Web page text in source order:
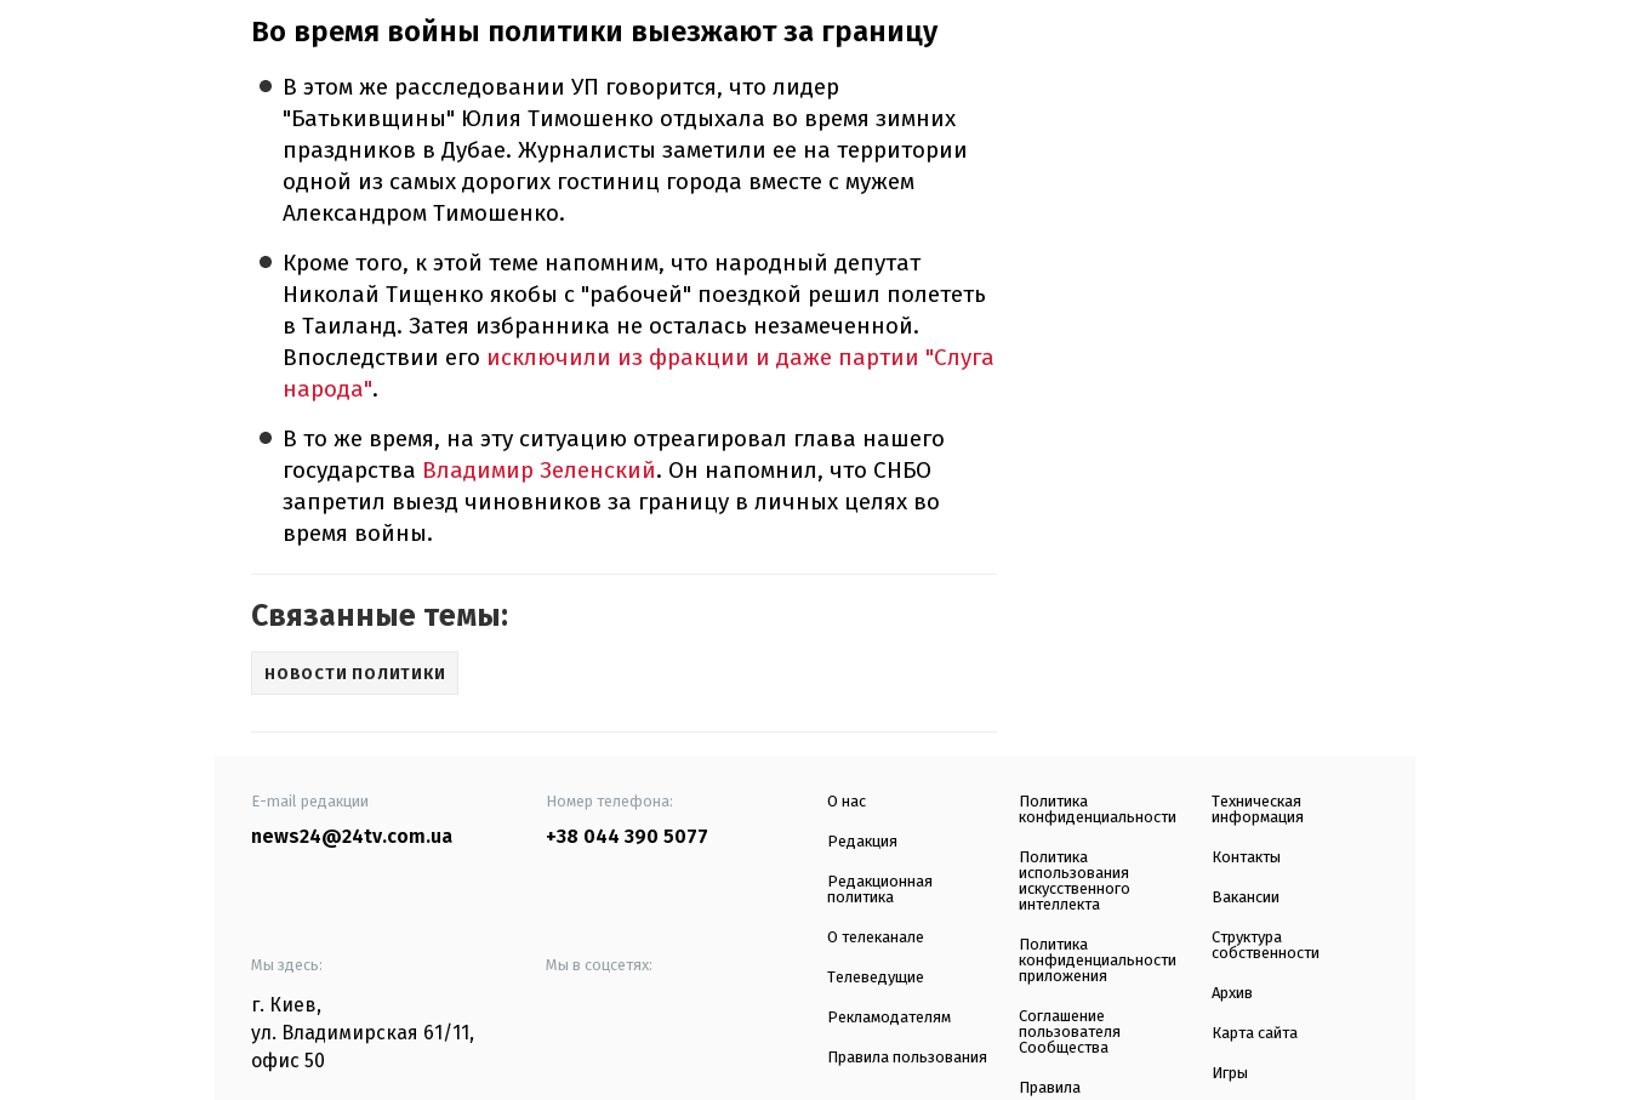
Во время войны политики выезжают за границу
В этом же расследовании УП говорится, что лидер
"Батькивщины" Юлия Тимошенко отдыхала во время зимних
праздников в Дубае. Журналисты заметили ее на территории
одной из самых дорогих гостиниц города вместе с мужем
Александром Тимошенко.
Кроме того, к этой теме напомним, что народный депутат
Николай Тищенко якобы с "рабочей" поездкой решил полететь
в Таиланд. Затея избранника не осталась незамеченной.
Впоследствии его исключили из фракции и даже партии "Слуга
народа".
В то же время, на эту ситуацию отреагировал глава нашего
государства Владимир Зеленский. Он напомнил, что СНБО
запретил выезд чиновников за границу в личных целях во
время войны.
Связанные темы:
НОВОСТИ ПОЛИТИКИ
E-mail редакции
news24@24tv.com.ua
Номер телефона:
+38 044 390 5077
Мы здесь:
г. Киев,
ул. Владимирская 61/11,
офис 50
Мы в соцсетях:
О нас
Редакция
Редакционная
политика
О телеканале
Телеведущие
Рекламодателям
Правила пользования
Политика
конфиденциальности
Политика
использования
искусственного
интеллекта
Политика
конфиденциальности
приложения
Соглашение
пользователя
Сообщества
Правила
Техническая
информация
Контакты
Вакансии
Структура
собственности
Архив
Карта сайта
Игры